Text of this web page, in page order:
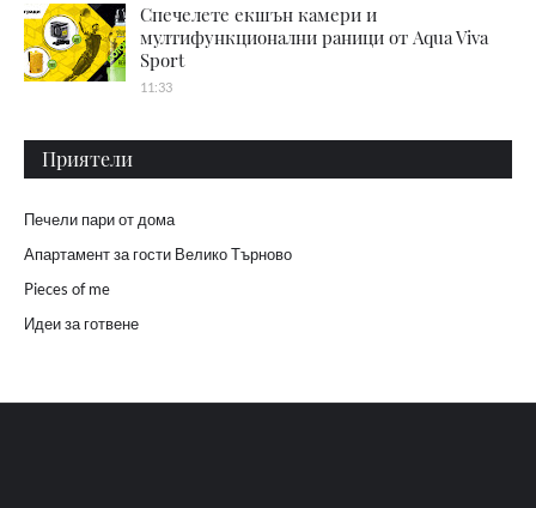
Спечелете екшън камери и
мултифункционални раници от Aqua Viva
Sport
11:33
Приятели
Печели пари от дома
Апартамент за гости Велико Търново
Pieces of me
Идеи за готвене